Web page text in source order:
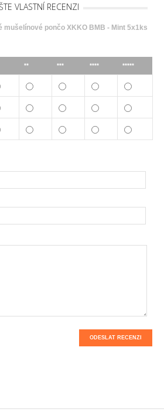
VLASTNÍ RECENZI
mušelínové pončo XKKO BMB - Mint 5x1ks
** *** **** *****
ODESLAT RECENZI